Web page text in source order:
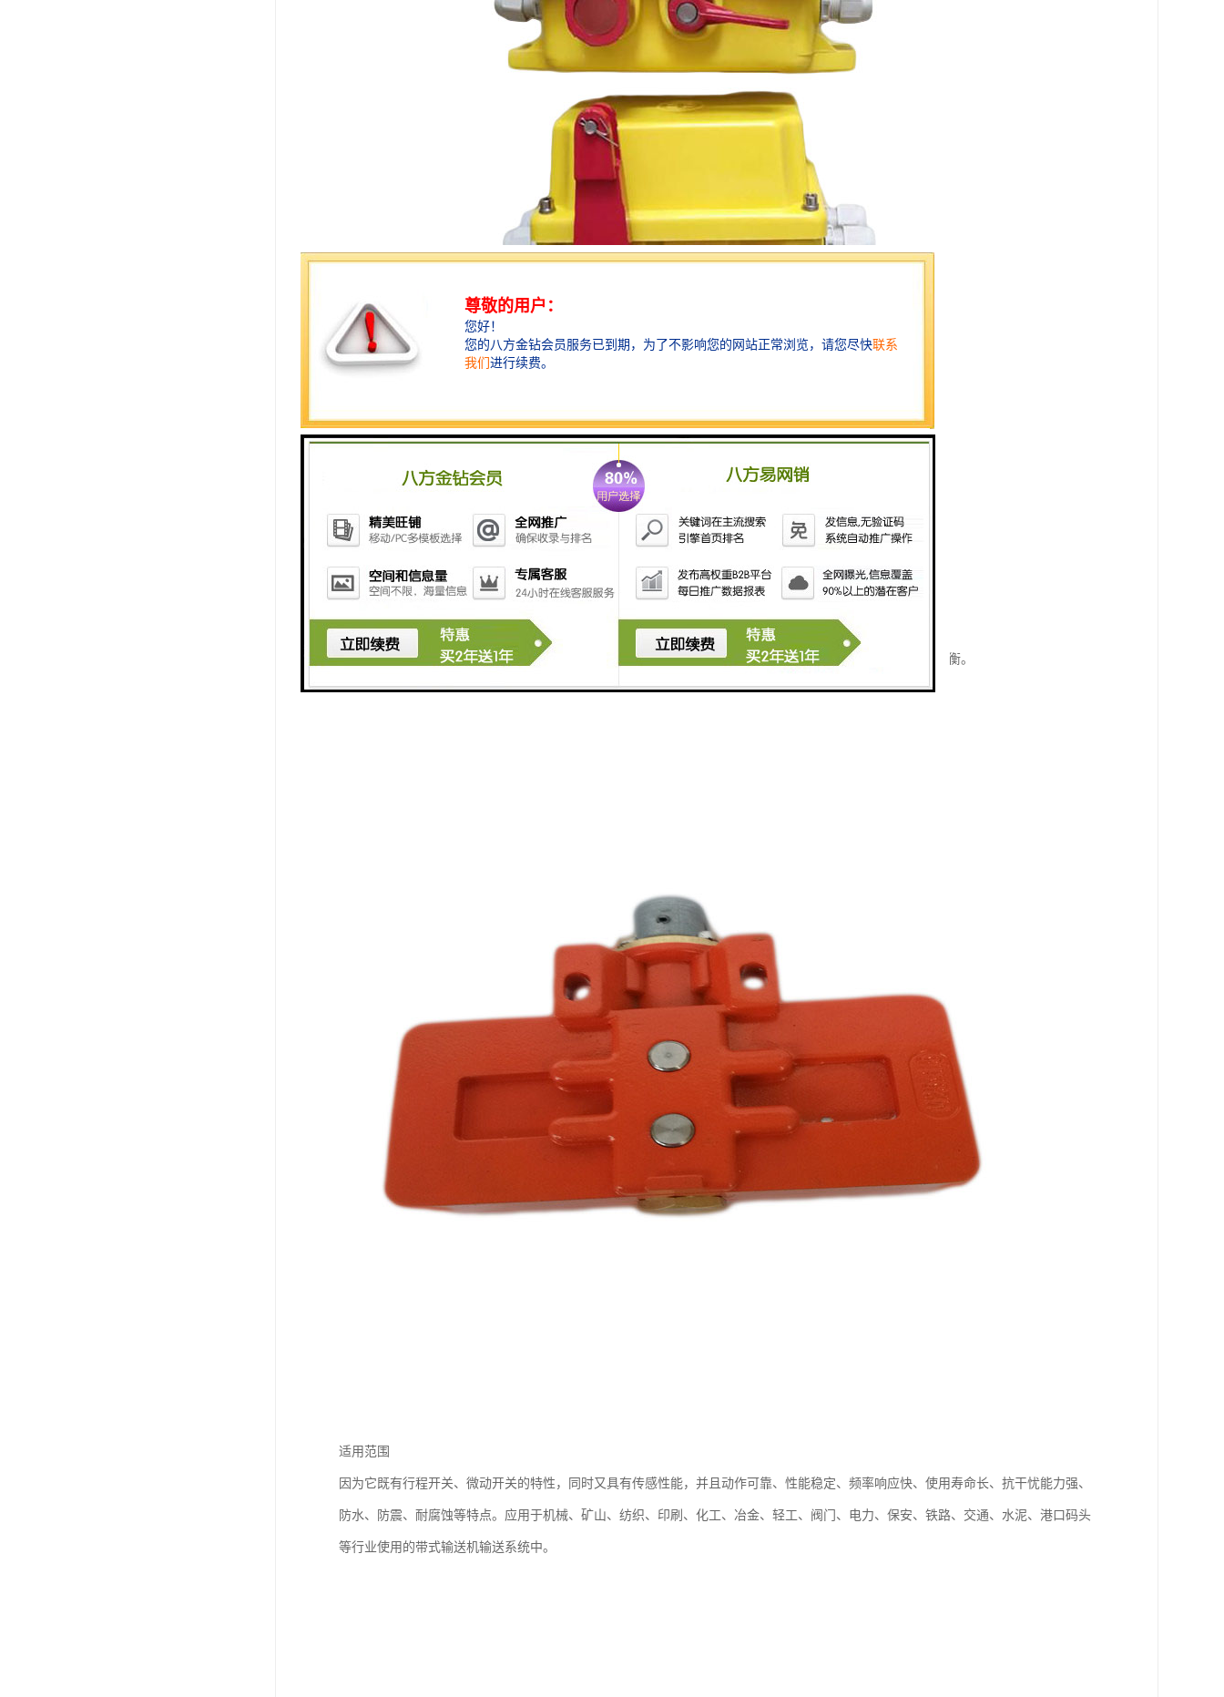
拉绳开关应安装在输送机两边具有检修通道的地方，安装位置应确保检修人员在紧急情况下操作方便。
1、将拉绳开关固定在机架上。
2、一侧的两台开关之间距离为50m左右，采用直径为Φ4的钢丝绳连接，松紧应适度。
3、为减小钢丝绳自重对开关启动的影响，每隔3m在机架上装一个托环，以支撑钢丝绳。
4、钢丝绳的另一端系在拉簧上(用绳扣固定),在不影响正常使用下用紧线器将两侧拉绳张紧,并确保两侧张力均衡。
适用范围
因为它既有行程开关、微动开关的特性，同时又具有传感性能，并且动作可靠、性能稳定、频率响应快、使用寿命长、抗干忧能力强、
防水、防震、耐腐蚀等特点。应用于机械、矿山、纺织、印刷、化工、冶金、轻工、阀门、电力、保安、铁路、交通、水泥、港口码头
等行业使用的带式输送机输送系统中。